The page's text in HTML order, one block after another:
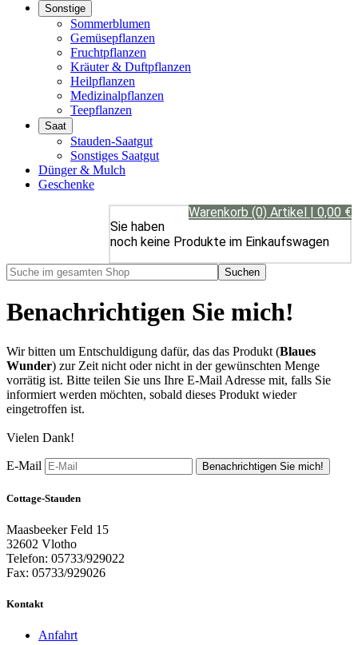
Sonstige
Sommerblumen
Gemüsepflanzen
Fruchtpflanzen
Kräuter & Duftpflanzen
Heilpflanzen
Medizinalpflanzen
Teepflanzen
Saat
Stauden-Saatgut
Sonstiges Saatgut
Dünger & Mulch
Geschenke
Warenkorb (0) Artikel | 0,00 €
Sie haben
noch keine Produkte im Einkaufswagen
Benachrichtigen Sie mich!
Wir bitten um Entschuldigung dafür, das das Produkt (Blaues
Wunder) zur Zeit nicht oder nicht in der gewünschten Menge
vorrätig ist. Bitte teilen Sie uns Ihre E-Mail Adresse mit, falls Sie
informiert werden möchten, sobald dieses Produkt wieder
eingetroffen ist.
Vielen Dank!
E-Mail Benachrichtigen Sie mich!
Cottage-Stauden
Maasbeeker Feld 15
32602 Vlotho
Telefon: 05733/929022
Fax: 05733/929026
Kontakt
Anfahrt